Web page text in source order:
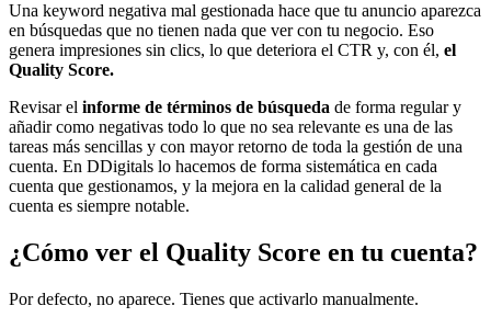
Una keyword negativa mal gestionada hace que tu anuncio aparezca
en búsquedas que no tienen nada que ver con tu negocio. Eso
genera impresiones sin clics, lo que deteriora el CTR y, con él, el
Quality Score.
Revisar el informe de términos de búsqueda de forma regular y
añadir como negativas todo lo que no sea relevante es una de las
tareas más sencillas y con mayor retorno de toda la gestión de una
cuenta. En DDigitals lo hacemos de forma sistemática en cada
cuenta que gestionamos, y la mejora en la calidad general de la
cuenta es siempre notable.
¿Cómo ver el Quality Score en tu cuenta?
Por defecto, no aparece. Tienes que activarlo manualmente.